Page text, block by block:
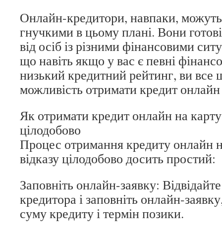
Онлайн-кредитори, навпаки,
гнучкими в цьому плані. Вони
від осіб із різними фінансовими
що навіть якщо у вас є певні
низький кредитний рейтинг, ви все
можливість отримати кредит
Як отримати кредит онлайн на карту
цілодобово
Процес отримання кредиту онлайн
відказу цілодобово досить простий:
Заповніть онлайн-заявку:
кредитора і заповніть онлайн-
суму кредиту і термін позики.